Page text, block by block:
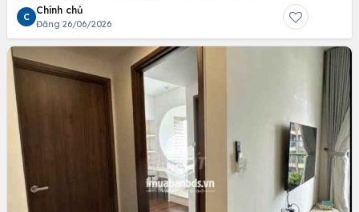
C
Chính chủ
Đăng 26/06/2026